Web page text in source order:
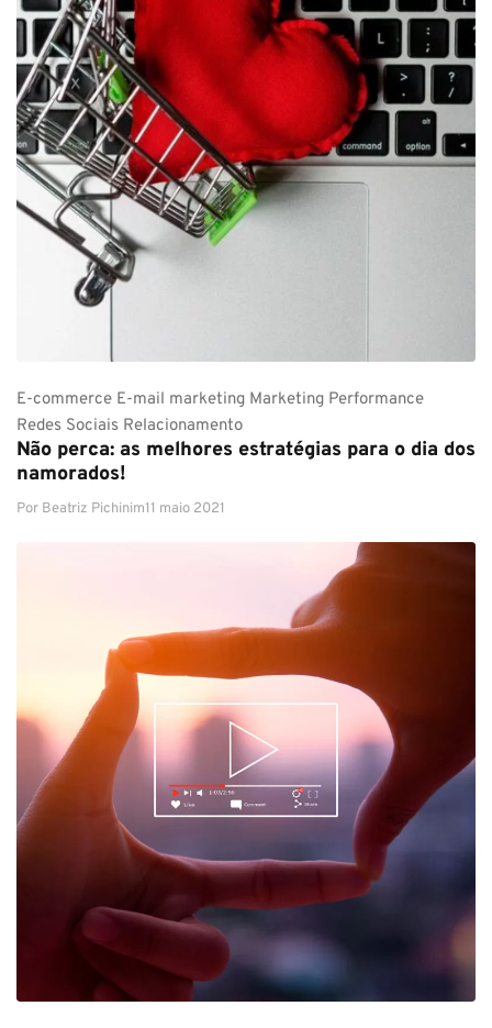
E-commerce E-mail marketing Marketing Performance
Redes Sociais Relacionamento
Não perca: as melhores estratégias para o dia dos
namorados!
Por Beatriz Pichinim11 maio 2021